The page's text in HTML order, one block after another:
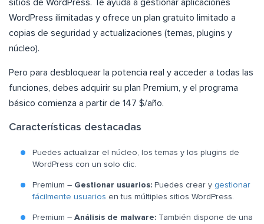
sitios de WordPress. Te ayuda a gestionar aplicaciones
WordPress ilimitadas y ofrece un plan gratuito limitado a
copias de seguridad y actualizaciones (temas, plugins y
núcleo).
Pero para desbloquear la potencia real y acceder a todas las
funciones, debes adquirir su plan Premium, y el programa
básico comienza a partir de 147 $/año.
Características destacadas
Puedes actualizar el núcleo, los temas y los plugins de
WordPress con un solo clic.
Premium – Gestionar usuarios: Puedes crear y gestionar
fácilmente usuarios en tus múltiples sitios WordPress.
Premium – Análisis de malware: También dispone de una